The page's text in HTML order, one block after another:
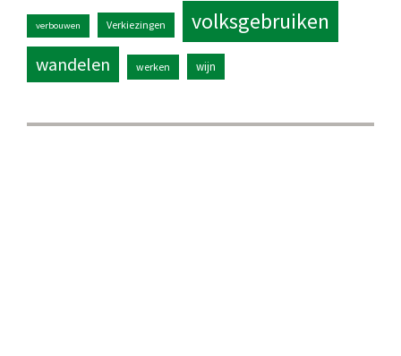
verbouwen Verkiezingen volksgebruiken
wandelen werken wijn